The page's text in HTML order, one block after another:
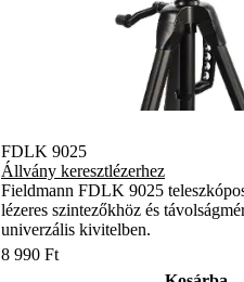
FDLK 9025
Állvány keresztlézerhez
Fieldmann FDLK 9025
lézeres szintezőkhöz és
univerzális kivitelben.
8 990 Ft